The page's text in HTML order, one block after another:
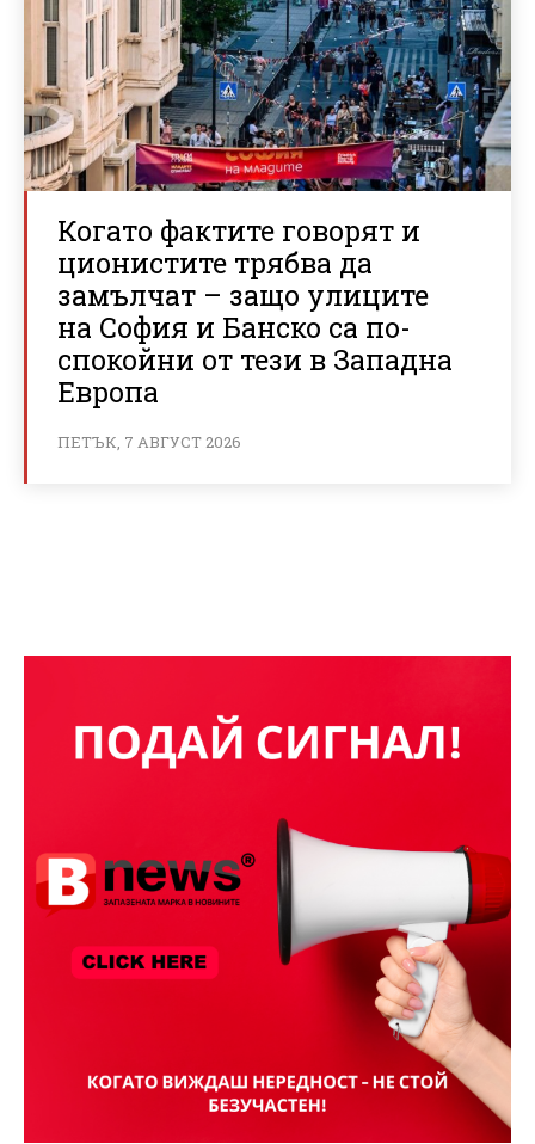
Когато фактите говорят и
ционистите трябва да
замълчат – защо улиците
на София и Банско са по-
спокойни от тези в Западна
Европа
ПЕТЪК, 7 АВГУСТ 2026